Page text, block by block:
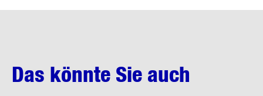
Das könnte Sie auch